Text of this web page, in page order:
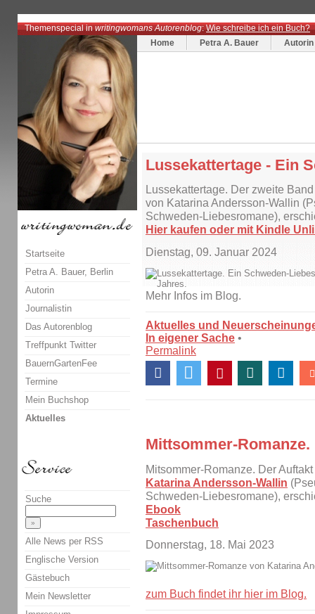
Themenspecial inwritingwomans Autorenblog:Wie schreibe ich ein Buch?
Home
Petra A. Bauer Autorin
Lussekattertage - Ein
Lussekattertage. Der zweite
von Katarina Andersson-Wallin
Schweden-Liebesromane),
Hier kaufen oder mit Kindle
Dienstag, 09. Januar 2024
Mehr Infos im Blog.
Aktuelles und
In eigener Sache •
Permalink
Mittsommer-
Mitsommer-Romanze. Der
Katarina Andersson-Wallin
Schweden-Liebesromane),
Ebook
Taschenbuch
Donnerstag, 18. Mai 2023
zum Buch findet ihr hier im Blog.
Startseite
Petra A. Bauer, Berlin
Autorin
Journalistin
Das Autorenblog
Treffpunkt Twitter
BauernGartenFee
Termine
Mein Buchshop
Aktuelles
Suche
Alle News per RSS
Englische Version
Gästebuch
Mein Newsletter